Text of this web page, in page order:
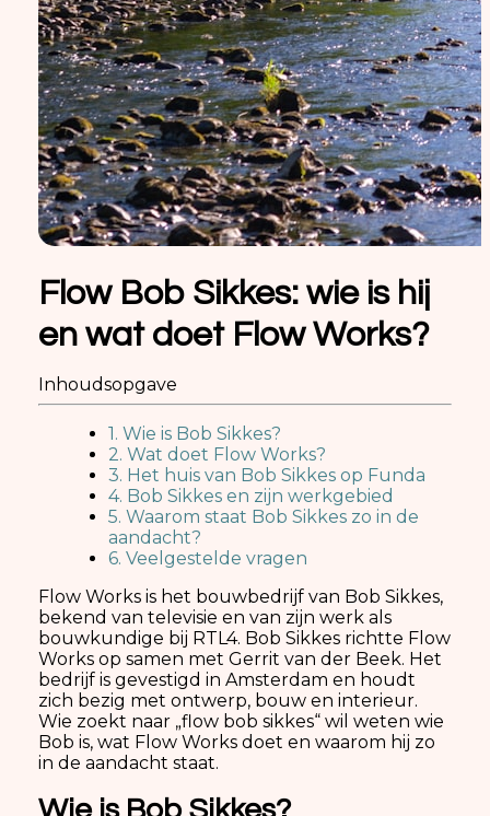
Flow Bob Sikkes: wie is hij
en wat doet Flow Works?
Inhoudsopgave
1. Wie is Bob Sikkes?
2. Wat doet Flow Works?
3. Het huis van Bob Sikkes op Funda
4. Bob Sikkes en zijn werkgebied
5. Waarom staat Bob Sikkes zo in de
aandacht?
6. Veelgestelde vragen
Flow Works is het bouwbedrijf van Bob Sikkes,
bekend van televisie en van zijn werk als
bouwkundige bij RTL4. Bob Sikkes richtte Flow
Works op samen met Gerrit van der Beek. Het
bedrijf is gevestigd in Amsterdam en houdt
zich bezig met ontwerp, bouw en interieur.
Wie zoekt naar „flow bob sikkes“ wil weten wie
Bob is, wat Flow Works doet en waarom hij zo
in de aandacht staat.